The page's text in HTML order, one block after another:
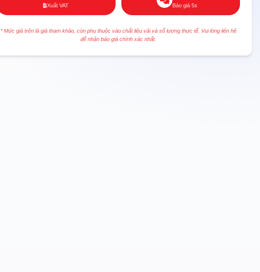
Xuất VAT Báo giá 5s
* Mức giá trên là giá tham khảo, còn phụ thuộc vào chất liệu vải và số lượng thực tế. Vui lòng liên hệ
để nhận báo giá chính xác nhất.